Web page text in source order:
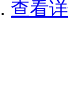
查看